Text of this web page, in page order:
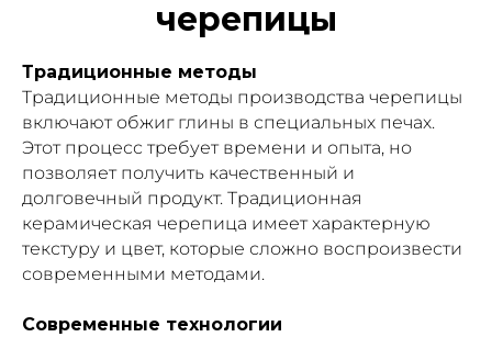
черепицы
Традиционные методы
Традиционные методы производства черепицы
включают обжиг глины в специальных печах.
Этот процесс требует времени и опыта, но
позволяет получить качественный и
долговечный продукт. Традиционная
керамическая черепица имеет характерную
текстуру и цвет, которые сложно воспроизвести
современными методами.
Современные технологии